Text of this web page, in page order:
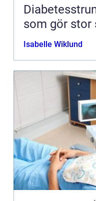
Diabetesstrumpor
som gör stor
Isabelle Wiklund